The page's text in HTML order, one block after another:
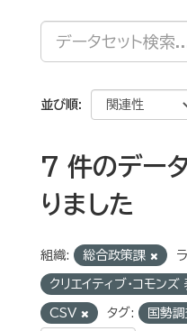
並び順
7 件のデー
りました
組織: 総合政策課
クリエイティブ・コモンズ
CSV タグ: 国勢調